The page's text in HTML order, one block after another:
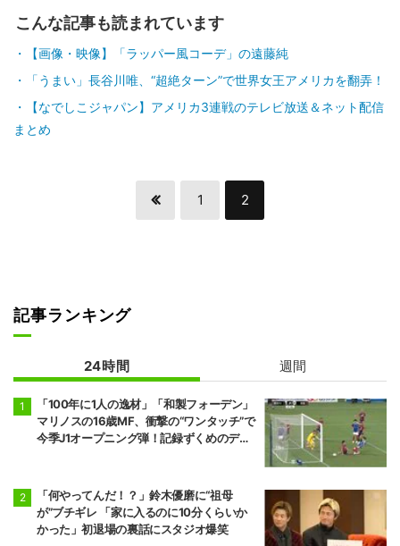
こんな記事も読まれています
【画像・映像】「ラッパー風コーデ」の遠藤純
「うまい」長谷川唯、“超絶ターン”で世界女王アメリカを翻弄！
【なでしこジャパン】アメリカ3連戦のテレビ放送＆ネット配信
まとめ
1 2
記事ランキング
24時間 週間
「100年に1人の逸材」「和製フォーデン」
マリノスの16歳MF、衝撃の“ワンタッチ”で
今季J1オープニング弾！記録ずくめのデビ
「何やってんだ！？」鈴木優磨に“祖母
が”ブチギレ 「家に入るのに10分くらいか
かった」初退場の裏話にスタジオ爆笑